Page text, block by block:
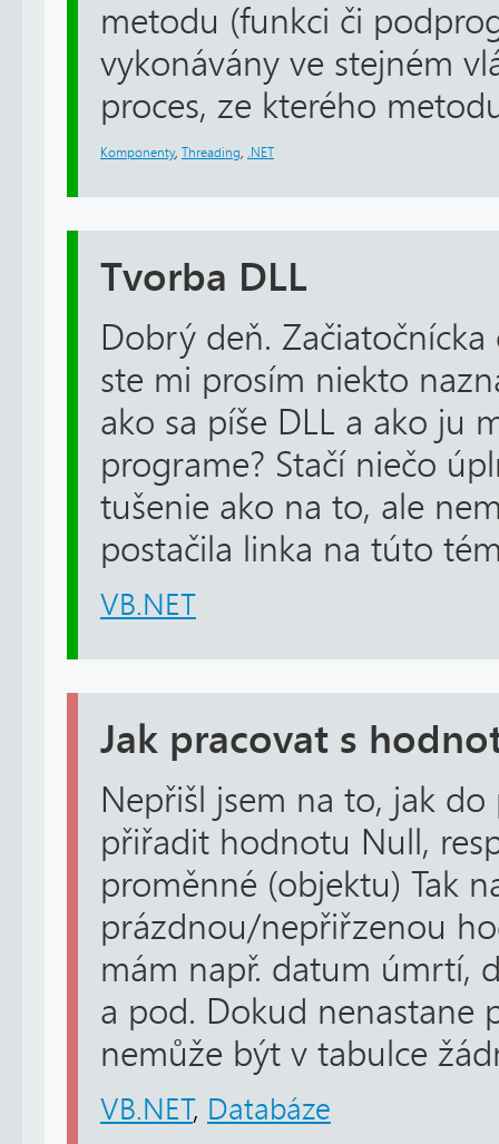
metodu (funkci či
vykonávány ve stejném
proces, ze kterého
Komponenty, Threading .NET
Tvorba DLL
Dobrý deň.
ste mi prosím niekto
ako sa píše DLL a ako ju
programe? Stačí niečo
tušenie ako na to, ale
postačila linka na túto
VB.NET
Jak pracovat s
Nepřišl jsem na to, jak
přiřadit hodnotu Null,
proměnné (objektu) Tak
prázdnou/nepřiřzenou
mám např. datum úmrtí,
a pod. Dokud nenastane
nemůže být v tabulce
VB.NET, Databáze